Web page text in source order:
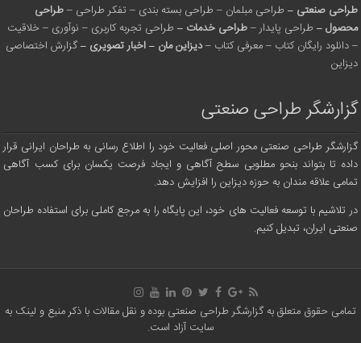
طراحی صنعتی – طراحی مبلمان – طراحی بسته بندی – تفکر طراحی –طراحی
محصول– طراحی پایدار–طراحی خدمات – طراحی تجربه کاربری – نوآوری –خلاقیت
–دانلود رایگان کتاب –معرفی کتاب –دیزاین مان –اخبار تصویری –گزارش اختصاصی
دیزاین
گزارشگر طراحی صنعتی
گزارشگر طراحی صنعتی محور اصلی فعالیت خود را اطلاع رسانی به طراحان ایرانی قرار
داده تا بتواند بنحو مطلوبی سطح آگاهی و ایجاد فرصت یکسان برای کسب آگاهی
تمامی علاقه مندان به حوزه دیزاین را افزایش دهد.
در تلاشیم با توسعه فعالیت های خود، این پایگاه را به مرجع کاملی برای استفاده طراحان
صنعتی ایران، تبدیل کنیم.
تمامی حقوق متعلق به گزارشگر طراحی صنعتی بوده و نقل مقالات با ذکر منبع و لینک به
سایت آزاد است.